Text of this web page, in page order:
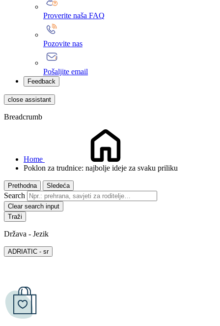
Proverite naša FAQ
Pozovite nas
Pošaljite email
Feedback
close assistant
Breadcrumb
Home
Poklon za trudnice: najbolje ideje za svaku priliku
Prethodna Sledeća
Search
Clear search input
Država - Jezik
ADRIATIC - sr